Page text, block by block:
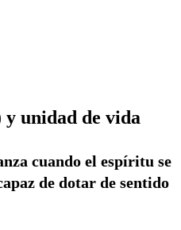
unidad de vida
cuando el espíritu se
de dotar de sentido